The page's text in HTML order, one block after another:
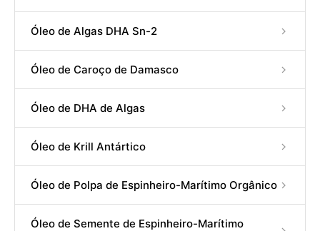
Óleo de Algas DHA Sn-2
Óleo de Caroço de Damasco
Óleo de DHA de Algas
Óleo de Krill Antártico
Óleo de Polpa de Espinheiro-Marítimo Orgânico
Óleo de Semente de Espinheiro-Marítimo